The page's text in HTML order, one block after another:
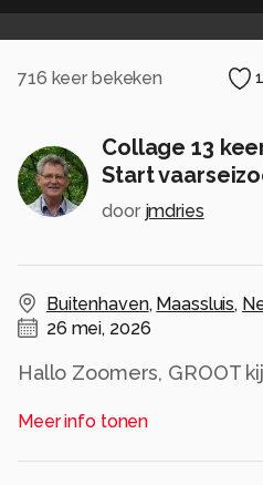
716 keer bekeken
Collage 13
Start
door jmdries
Buitenhaven, Maassluis,
26 mei, 2026
Hallo Zoomers, GROOT
2026 . Op die dag
het startsein gegeven
Meer info tonen